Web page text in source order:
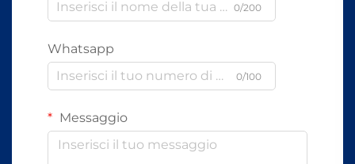
0/200
Whatsapp
0/100
Messaggio